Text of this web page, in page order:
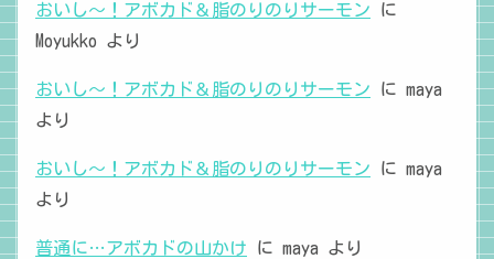
おいし～！アボカド＆脂のりのりサーモン に
Moyukko より
おいし～！アボカド＆脂のりのりサーモン に maya
より
おいし～！アボカド＆脂のりのりサーモン に maya
より
普通に…アボカドの山かけ に maya より